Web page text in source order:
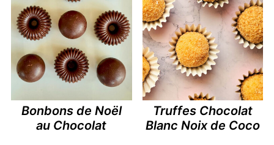
Bonbons de Noël
au Chocolat
Truffes Chocolat
Blanc Noix de Coco